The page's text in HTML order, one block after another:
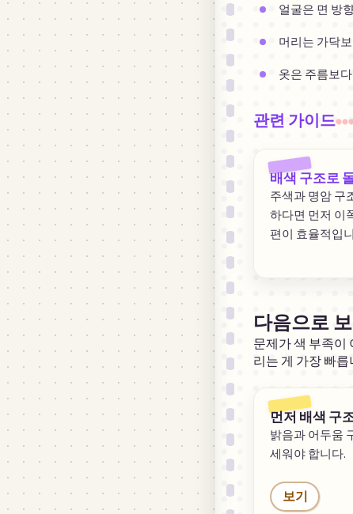
얼굴은 면 방
머리는 가닥
옷은 주름보
관련 가이드
배색 구조로
주색과 명암 구
하다면 먼저 이
편이 효율적입
다음으로
문제가 색 부족이
리는 게 가장 빠릅
먼저 배색 구
밝음과 어두움
세워야 합니다.
보기